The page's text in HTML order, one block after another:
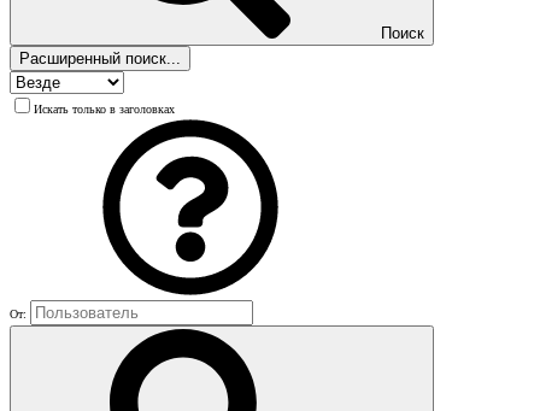
Поиск
Расширенный поиск...
Искать только в заголовках
От: